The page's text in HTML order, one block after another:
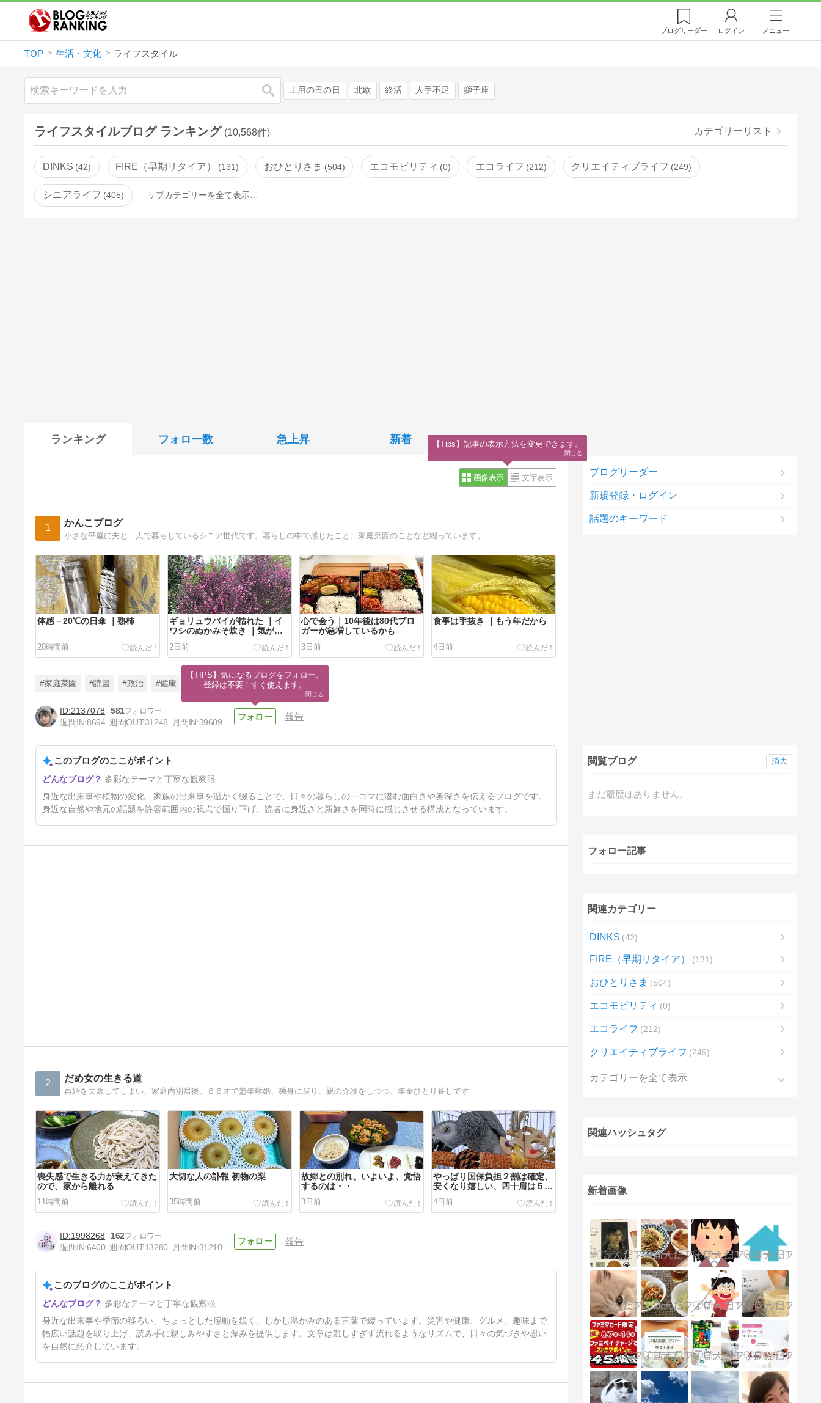
ブログリーダー ログイン メニュー
TOP 生活・文化 ライフスタイル
検索 土用の丑の日 北欧 終活 人手不足 獅子座
ライフスタイルブログ ランキング (10,568件) カテゴリーリスト
DINKS 42 FIRE（早期リタイア） 131 おひとりさま 504 エコモビリティ 0 エコライフ 212 クリエイティブライフ 249
シニアライフ 405 サブカテゴリーを全て表示…
ランキング フォロー数 急上昇 新着
画像表示 文字表示
1 かんこブログ
小さな平屋に夫と二人で暮らしているシニア世代です。暮らしの中で感じたこと、家庭菜園のことなど綴っています。
体感－20℃の日傘 ｜熟柿
20時間前
ギョリュウバイが枯れた ｜イ
ワシのぬかみそ炊き ｜気が沈
2日前
心で会う｜10年後は80代ブロ
ガーが急増しているかも
3日前
食事は手抜き ｜もう年だから
4日前
き ｜加工の仕事
5日前
#家庭菜園 #読書 #政治 #健康
2137078
581
週間IN:8694 週間OUT:31248 月間IN:39609
報告
このブログのここがポイント
多彩なテーマと丁寧な観察眼
身近な出来事や植物の変化、家族の出来事を温かく綴ることで、日々の暮らしの一コマに潜む面白さや奥深さを伝えるブログです。
身近な自然や地元の話題を許容範囲内の視点で掘り下げ、読者に身近さと新鮮さを同時に感じさせる構成となっています。
2 だめ女の生きる道
再婚を失敗してしまい、家庭内別居後、６６才で塾年離婚、独身に戻り、親の介護をしつつ、年金ひとり暮しです
喪失感で生きる力が衰えてきた
ので、家から離れる
11時間前
大切な人の訃報 初物の梨
35時間前
故郷との別れ、いよいよ、覚悟
するのは・・
3日前
やっぱり国保負担２割は確定、
安くなり嬉しい、四十肩は５ヵ
4日前
逃した花火 高齢者のボケ防止
の習いごと。
5日前
1998268
162
週間IN:6400 週間OUT:13280 月間IN:31210
報告
このブログのここがポイント
多彩なテーマと丁寧な観察眼
身近な出来事や季節の移ろい、ちょっとした感動を鋭く、しかし温かみのある言葉で綴っています。災害や健康、グルメ、趣味まで
幅広い話題を取り上げ、読み手に親しみやすさと深みを提供します。文章は難しすぎず流れるようなリズムで、日々の気づきや思い
を自然に紹介しています。
ブログリーダー
新規登録・ログイン
話題のキーワード
閲覧ブログ
まだ履歴はありません。
消去
フォロー記事
関連カテゴリー
DINKS 42
FIRE（早期リタイア） 131
おひとりさま 504
エコモビリティ 0
エコライフ 212
クリエイティブライフ 249
カテゴリーを全て表示
関連ハッシュタグ
新着画像
【TIPS】気になるブログをフォロー。
登録は不要！すぐ使えます。
閉じる
【Tips】記事の表示方法を変更できます。
閉じる